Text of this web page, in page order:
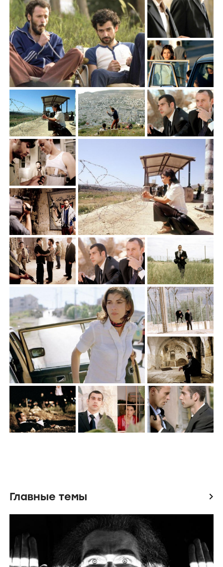
Главные темы icon